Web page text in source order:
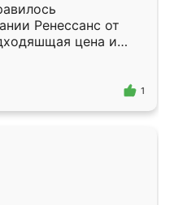
Ренессанс от
цена и
Приехавший
самый
1